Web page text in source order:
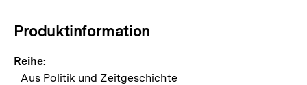
Produktinformation
Reihe:
Aus Politik und Zeitgeschichte